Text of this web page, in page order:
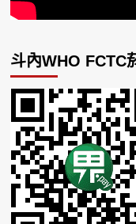
斗內WHO FCTC